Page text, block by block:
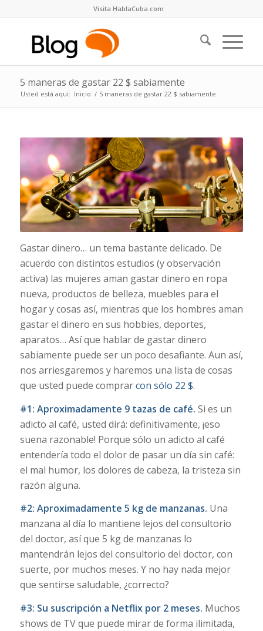
Visita HablaCuba.com
5 maneras de gastar 22 $ sabiamente
Usted está aquí: Inicio / 5 maneras de gastar 22 $ sabiamente
Gastar dinero… un tema bastante delicado. De
acuerdo con distintos estudios (y observación
activa) las mujeres aman gastar dinero en ropa
nueva, productos de belleza, muebles para el
hogar y cosas así, mientras que los hombres aman
gastar el dinero en sus hobbies, deportes,
aparatos… Así que hablar de gastar dinero
sabiamente puede ser un poco desafiante. Aun así,
nos arriesgaremos y haremos una lista de cosas
que usted puede comprarcon sólo 22 $.
#1: Aproximadamente 9 tazas de café. Si es un
adicto al café, usted dirá: definitivamente, ¡eso
suena razonable! Porque sólo un adicto al café
entendería todo el dolor de pasar un día sin café:
el mal humor, los dolores de cabeza, la tristeza sin
razón alguna.
#2: Aproximadamente 5 kg de manzanas. Una
manzana al día lo mantiene lejos del consultorio
del doctor, así que 5 kg de manzanas lo
mantendrán lejos del consultorio del doctor, con
suerte, por muchos meses. Y no hay nada mejor
que sentirse saludable, ¿correcto?
#3: Su suscripción a Netflix por 2 meses. Muchos
shows de TV que puede mirar de forma ilimitada,